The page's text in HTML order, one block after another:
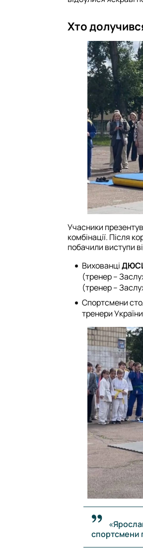
Хто
Учасники
комбінації. Після
побачили виступи
Вихованці
(тренер –
(тренер –
Спортсмени
тренери
спортсмени